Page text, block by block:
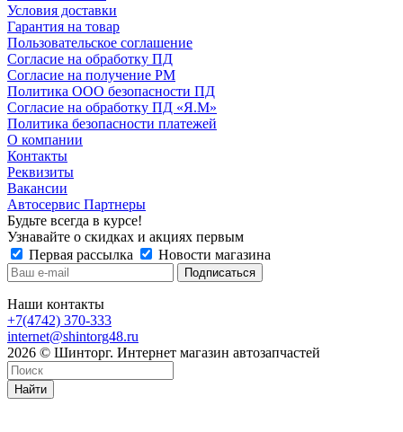
Условия доставки
Гарантия на товар
Пользовательское соглашение
Согласие на обработку ПД
Согласие на получение РМ
Политика ООО безопасности ПД
Согласие на обработку ПД «Я.М»
Политика безопасности платежей
О компании
Контакты
Реквизиты
Вакансии
Автосервис Партнеры
Будьте всегда в курсе!
Узнавайте о скидках и акциях первым
Первая рассылка
Новости магазина
Наши контакты
+7(4742) 370-333
internet@shintorg48.ru
2026 © Шинторг. Интернет магазин автозапчастей
Найти